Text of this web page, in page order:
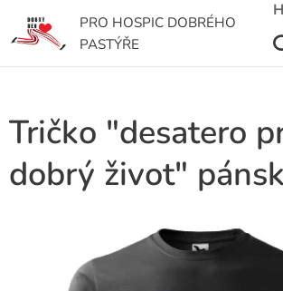
PRO HOSPIC DOBRÉHO
PASTÝŘE
Tričko "desatero
dobrý život"